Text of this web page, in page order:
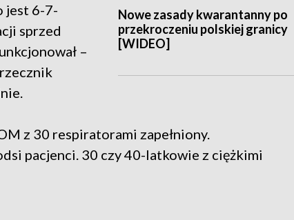
Nowe zasady kwarantanny po
przekroczeniu polskiej granicy
[WIDEO]
jest 6-7-
sprzed
–
z 30 respiratorami zapełniony.
pacjenci. 30 czy 40-latkowie z ciężkimi